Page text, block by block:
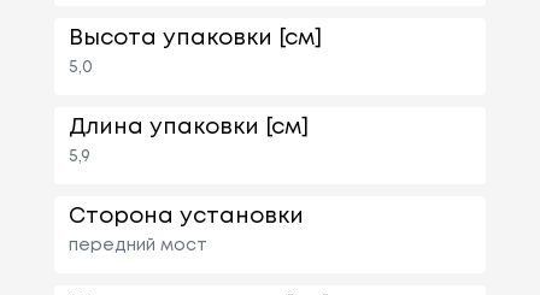
Высота упаковки [см]
5,0
Длина упаковки [см]
5,9
Сторона установки
передний мост